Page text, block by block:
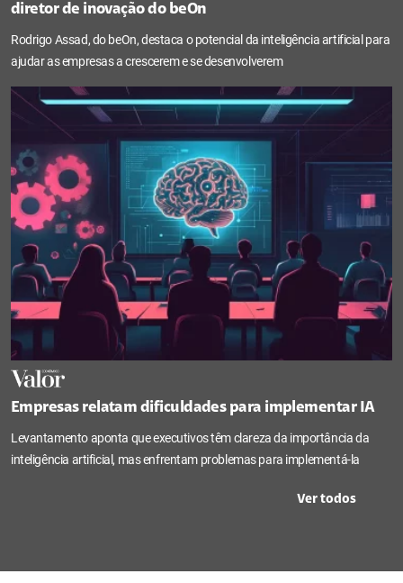
diretor de inovação do beOn
Rodrigo Assad, do beOn, destaca o potencial da inteligência artificial para
ajudar as empresas a crescerem e se desenvolverem
Empresas relatam dificuldades para implementar IA
Levantamento aponta que executivos têm clareza da importância da
inteligência artificial, mas enfrentam problemas para implementá-la
Ver todos